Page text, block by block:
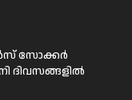
സോക്കർ
ദിവസങ്ങളിൽ